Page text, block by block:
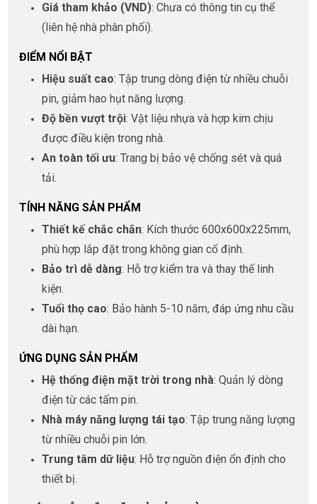
Giá tham khảo (VND): Chưa có thông tin cụ thể
(liên hệ nhà phân phối).
ĐIỂM NỔI BẬT
Hiệu suất cao: Tập trung dòng điện từ nhiều chuỗi
pin, giảm hao hụt năng lượng.
Độ bền vượt trội: Vật liệu nhựa và hợp kim chịu
được điều kiện trong nhà.
An toàn tối ưu: Trang bị bảo vệ chống sét và quá
tải.
TÍNH NĂNG SẢN PHẨM
Thiết kế chắc chắn: Kích thước 600x600x225mm,
phù hợp lắp đặt trong không gian cố định.
Bảo trì dễ dàng: Hỗ trợ kiểm tra và thay thế linh
kiện.
Tuổi thọ cao: Bảo hành 5-10 năm, đáp ứng nhu cầu
dài hạn.
ỨNG DỤNG SẢN PHẨM
Hệ thống điện mặt trời trong nhà: Quản lý dòng
điện từ các tấm pin.
Nhà máy năng lượng tái tạo: Tập trung năng lượng
từ nhiều chuỗi pin lớn.
Trung tâm dữ liệu: Hỗ trợ nguồn điện ổn định cho
thiết bị.